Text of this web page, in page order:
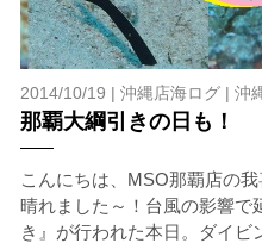
2014/10/19 | 沖縄店海ログ| 沖
那覇大綱引きの日も！
こんにちは、MSO那覇店の我
晴れました～！台風の影響で
き』が行われた本日。ダイビ